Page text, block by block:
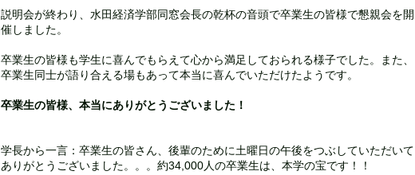
説明会が終わり、水田経済学部同窓会長の乾杯の音頭で卒業生の皆様で懇親会を開
催しました。
卒業生の皆様も学生に喜んでもらえて心から満足しておられる様子でした。また、
卒業生同士が語り合える場もあって本当に喜んでいただけたようです。
卒業生の皆様、本当にありがとうございました！
学長から一言：卒業生の皆さん、後輩のために土曜日の午後をつぶしていただいて
ありがとうございました。。。約34,000人の卒業生は、本学の宝です！！